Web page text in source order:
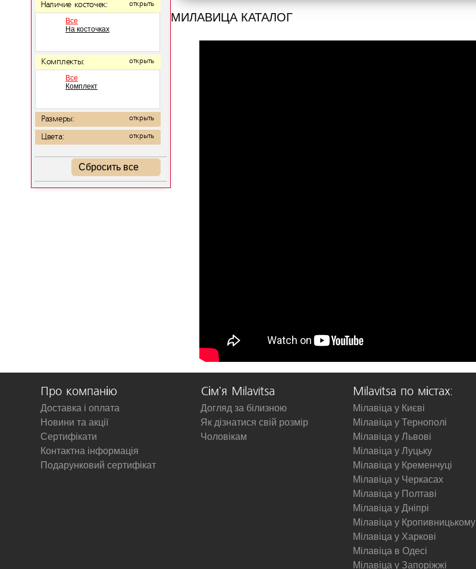
Наличие косточек: открыть
Все
На косточках
Комплекты: открыть
Все
Комплект
Размеры: открыть
Цвета: открыть
Сбросить все
МИЛАВИЦА КАТАЛОГ
Про компанію
Доставка і оплата
Новини та акції
Сертифікати
Контактна інформація
Подарунковий сертифікат
Сім'я Milavitsa
Догляд за білизною
Як дізнатися свій розмір
Чоловікам
Milavitsa по містах:
Мілавіца у Києві
Мілавіца у Тернополі
Мілавіца у Львові
Мілавіца у Луцьку
Мілавіца у Кременчуці
Мілавіца у Черкасах
Мілавіца у Полтаві
Мілавіца у Дніпрі
Мілавіца у Кропивницькому
Мілавіца у Харкові
Мілавіца в Одесі
Мілавіца у Запоріжжі